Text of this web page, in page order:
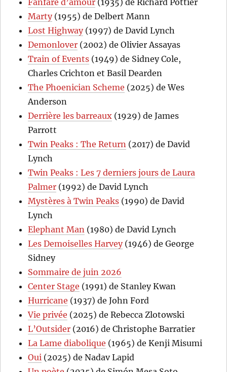
Marty(1955) de Delbert Mann
Lost Highway(1997) de David Lynch
Demonlover (2002) de Olivier Assayas
Train of Events (1949) de Sidney Cole,
Charles Crichton et Basil Dearden
The Phoenician Scheme (2025) de Wes
Anderson
Derrière les barreaux (1929) de James
Parrott
Twin Peaks : The Return (2017) de David
Lynch
Twin Peaks : Les 7 derniers jours de Laura
Palmer (1992) de David Lynch
Mystères à Twin Peaks (1990) de David
Lynch
Elephant Man (1980) de David Lynch
Les Demoiselles Harvey(1946) de George
Sidney
Sommaire de juin 2026
Center Stage (1991) de Stanley Kwan
Hurricane (1937) de John Ford
Vie privée (2025) de Rebecca Zlotowski
L’Outsider (2016) de Christophe Barratier
La Lame diabolique (1965) de Kenji Misumi
Oui (2025) de Nadav Lapid